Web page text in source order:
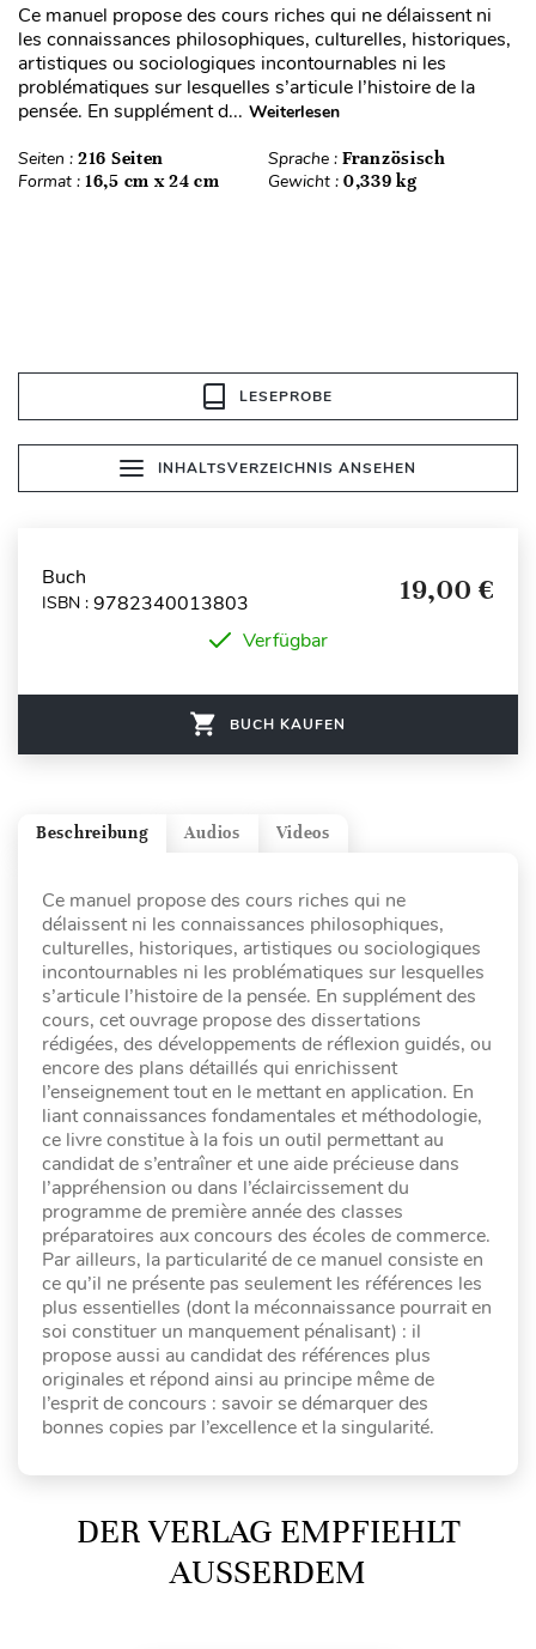
Ce manuel propose des cours riches qui ne délaissent ni
les connaissances philosophiques, culturelles, historiques,
artistiques ou sociologiques incontournables ni les
problématiques sur lesquelles s’articule l’histoire de la
pensée. En supplément d... Weiterlesen
Seiten : 216 Seiten Sprache : Französisch
Format : 16,5 cm x 24 cm Gewicht : 0,339 kg
LESEPROBE
INHALTSVERZEICHNIS ANSEHEN
Buch
ISBN : 9782340013803 19,00 €
Verfügbar
BUCH KAUFEN
Videos
Audios
Beschreibung
Ce manuel propose des cours riches qui ne
délaissent ni les connaissances philosophiques,
culturelles, historiques, artistiques ou sociologiques
incontournables ni les problématiques sur lesquelles
s’articule l’histoire de la pensée. En supplément des
cours, cet ouvrage propose des dissertations
rédigées, des développements de réflexion guidés, ou
encore des plans détaillés qui enrichissent
l’enseignement tout en le mettant en application. En
liant connaissances fondamentales et méthodologie,
ce livre constitue à la fois un outil permettant au
candidat de s’entraîner et une aide précieuse dans
l’appréhension ou dans l’éclaircissement du
programme de première année des classes
préparatoires aux concours des écoles de commerce.
Par ailleurs, la particularité de ce manuel consiste en
ce qu’il ne présente pas seulement les références les
plus essentielles (dont la méconnaissance pourrait en
soi constituer un manquement pénalisant) : il
propose aussi au candidat des références plus
originales et répond ainsi au principe même de
l’esprit de concours : savoir se démarquer des
bonnes copies par l’excellence et la singularité.
DER VERLAG EMPFIEHLT
AUSSERDEM